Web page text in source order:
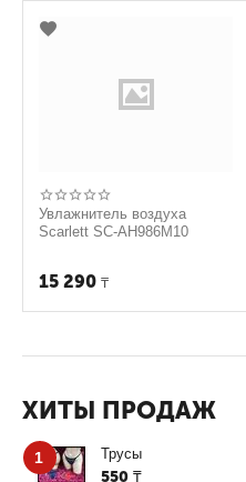
Увлажнитель воздуха
Scarlett SC-AH986M10
15 290 ₸
ХИТЫ ПРОДАЖ
1 Трусы
550 ₸